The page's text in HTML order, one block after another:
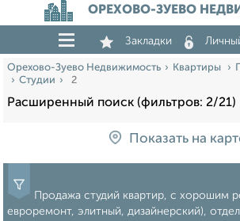
ОРЕХОВО-ЗУЕВО
Закладки
Орехово-Зуево Недвижимость Квартиры
Студии
2
Расширенный поиск (фильтров: 2/21)
Показать на
Продажа студий квартир, с хорошим
евроремонт, элитный, дизайнерский),